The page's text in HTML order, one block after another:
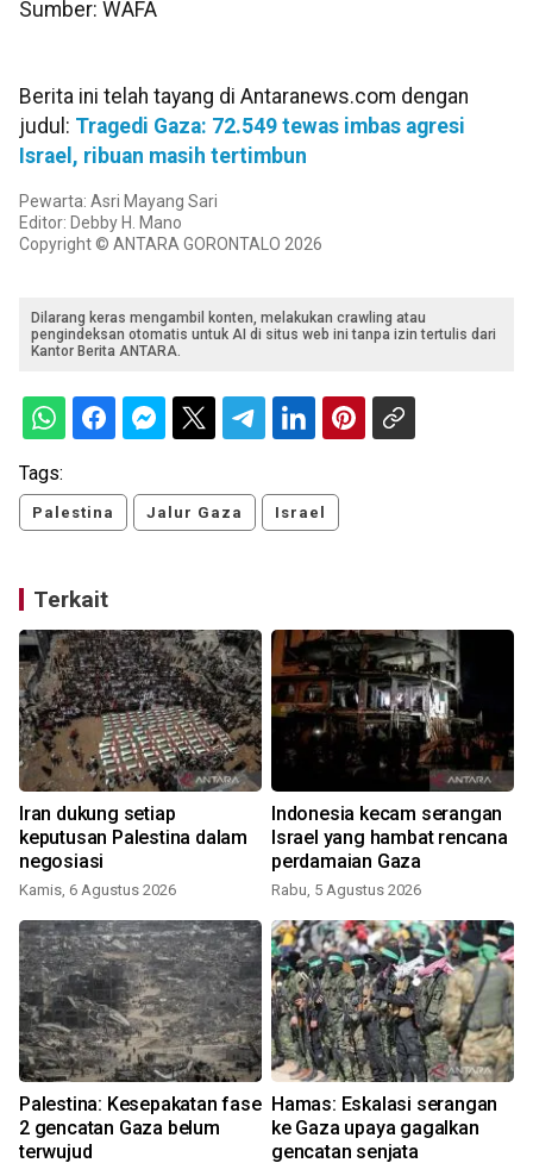
Sumber: WAFA
Berita ini telah tayang di Antaranews.com dengan
judul: Tragedi Gaza: 72.549 tewas imbas agresi
Israel, ribuan masih tertimbun
Pewarta: Asri Mayang Sari
Editor: Debby H. Mano
Copyright © ANTARA GORONTALO 2026
Dilarang keras mengambil konten, melakukan crawling atau
pengindeksan otomatis untuk AI di situs web ini tanpa izin tertulis dari
Kantor Berita ANTARA.
Tags:
Palestina Jalur Gaza Israel
Terkait
Iran dukung setiap
keputusan Palestina dalam
negosiasi
Kamis, 6 Agustus 2026
Indonesia kecam serangan
Israel yang hambat rencana
perdamaian Gaza
Rabu, 5 Agustus 2026
Palestina: Kesepakatan fase
2 gencatan Gaza belum
terwujud
Hamas: Eskalasi serangan
ke Gaza upaya gagalkan
gencatan senjata